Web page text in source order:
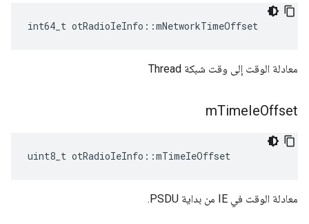
int64_t otRadioIeInfo ::mNetworkTimeOffset
معادلة الوقت إلى وقت شبكة Thread
mTimeIeOffset
uint8_t otRadioIeInfo ::mTimeIeOffset
معادلة الوقت في IE من بداية PSDU.